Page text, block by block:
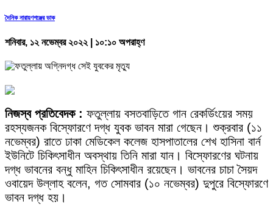
দৈনিক নারায়ণগঞ্জের ডাক
শনিবার, ১২ নভেম্বর ২০২২ | ১০:১০ অপরাহ্ণ
নিজস্ব প্রতিবেদক : ফতুল্লায় বসতবাড়িতে গান রেকর্ডিংয়ের সময়
রহস্যজনক বিস্ফোরণে দগ্ধ যুবক ভাবন মারা গেছেন। শুক্রবার (১১
নভেম্বর) রাতে ঢাকা মেডিকেল কলেজ হাসপাতালের শেখ হাসিনা বার্ন
ইউনিটে চিকিৎসাধীন অবস্থায় তিনি মারা যান। বিস্ফোরণের ঘটনায়
দগ্ধ ভাবনের বন্ধু মাহিন চিকিৎসাধীন রয়েছেন। ভাবনের চাচা সৈয়দ
ওবায়েদ উল্লাহ বলেন, গত সোমবার (১০ নভেম্বর) দুপুরে বিস্ফোরণে
ভাবন দগ্ধ হয়।